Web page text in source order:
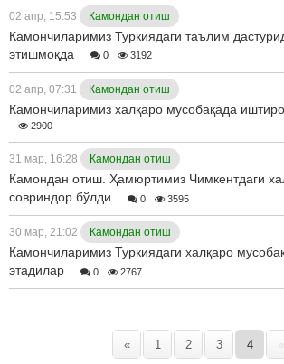
02 апр, 15:53 Камондан отиш
Камончиларимиз Туркиядаги таълим
этишмоқда
0 3192
02 апр, 07:31 Камондан отиш
Камончиларимиз халқаро мусобақада
2900
31 мар, 16:28 Камондан отиш
Камондан отиш. Ҳамюртимиз Чимкентдаги
совриндор бўлди
0 3595
30 мар, 21:02 Камондан отиш
Камончиларимиз Туркиядаги халқаро
этадилар
0 2767
« 1 2 3 4 »